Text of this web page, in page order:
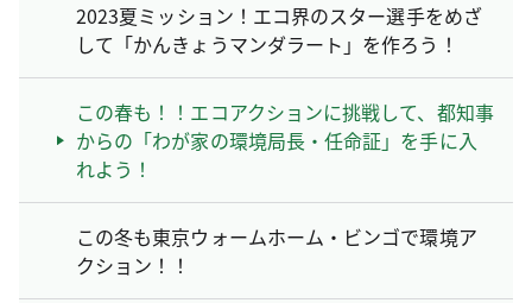
2023夏ミッション！エコ界のスター選手をめざ
して「かんきょうマンダラート」を作ろう！
この春も！！エコアクションに挑戦して、都知事
からの「わが家の環境局長・任命証」を手に入
れよう！
この冬も東京ウォームホーム・ビンゴで環境ア
クション！！